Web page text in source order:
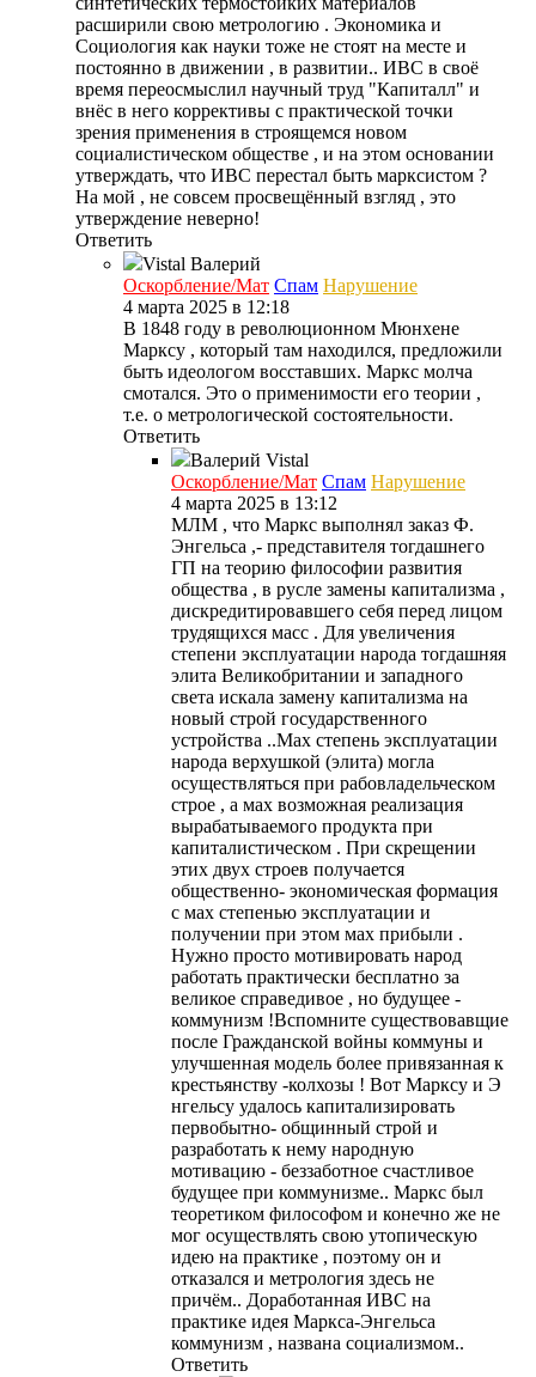
расширили свою метрологию . Экономика и
Социология как науки тоже не стоят на месте и
постоянно в движении , в развитии.. ИВС в своё
время переосмыслил научный труд "Капиталл" и
внёс в него коррективы с практической точки
зрения применения в строящемся новом
социалистическом обществе , и на этом основании
утверждать, что ИВС перестал быть марксистом ?
На мой , не совсем просвещённый взгляд , это
утверждение неверно!
Ответить
Vistal Валерий
Оскорбление/Мат Спам Нарушение
4 марта 2025 в 12:18
В 1848 году в революционном Мюнхене
Марксу , который там находился, предложили
быть идеологом восставших. Маркс молча
смотался. Это о применимости его теории ,
т.е. о метрологической состоятельности.
Ответить
Валерий Vistal
Оскорбление/Мат Спам Нарушение
4 марта 2025 в 13:12
МЛМ , что Маркс выполнял заказ Ф.
Энгельса ,- представителя тогдашнего
ГП на теорию философии развития
общества , в русле замены капитализма ,
дискредитировавшего себя перед лицом
трудящихся масс . Для увеличения
степени эксплуатации народа тогдашняя
элита Великобритании и западного
света искала замену капитализма на
новый строй государственного
устройства ..Мах степень эксплуатации
народа верхушкой (элита) могла
осуществляться при рабовладельческом
строе , а мах возможная реализация
вырабатываемого продукта при
капиталистическом . При скрещении
этих двух строев получается
общественно- экономическая формация
с мах степенью эксплуатации и
получении при этом мах прибыли .
Нужно просто мотивировать народ
работать практически бесплатно за
великое справедивое , но будущее -
коммунизм !Вспомните существовавщие
после Гражданской войны коммуны и
улучшенная модель более привязанная к
крестьянству -колхозы ! Вот Марксу и Э
нгельсу удалось капитализировать
первобытно- общинный строй и
разработать к нему народную
мотивацию - беззаботное счастливое
будущее при коммунизме.. Маркс был
теоретиком философом и конечно же не
мог осуществлять свою утопическую
идею на практике , поэтому он и
отказался и метрология здесь не
причём.. Доработанная ИВС на
практике идея Маркса-Энгельса
коммунизм , названа социализмом..
Ответить